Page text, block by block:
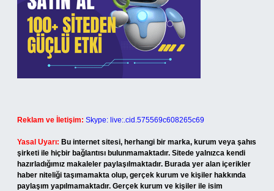
Reklam ve İletişim: Skype: live:.cid.575569c608265c69
Yasal Uyarı: Bu internet sitesi, herhangi bir marka, kurum veya şahıs
şirketi ile hiçbir bağlantısı bulunmamaktadır. Sitede yalnızca kendi
hazırladığımız makaleler paylaşılmaktadır. Burada yer alan içerikler
haber niteliği taşımamakta olup, gerçek kurum ve kişiler hakkında
paylaşım yapılmamaktadır. Gerçek kurum ve kişiler ile isim